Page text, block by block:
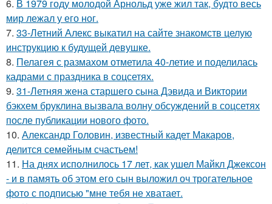
6. В 1979 году молодой Арнольд уже жил так, будто весь
мир лежал у его ног.
7. 33-Летний Алекс выкатил на сайте знакомств целую
инструкцию к будущей девушке.
8. Пелагея с размахом отметила 40-летие и поделилась
кадрами с праздника в соцсетях.
9. 31-Летняя жена старшего сына Дэвида и Виктории
бэкхем бруклина вызвала волну обсуждений в соцсетях
после публикации нового фото.
10. Александр Головин, известный кадет Макаров,
делится семейным счастьем!
11. На днях исполнилось 17 лет, как ушел Майкл Джексон
- и в память об этом его сын выложил оч трогательное
фото с подписью "мне тебя не хватает.